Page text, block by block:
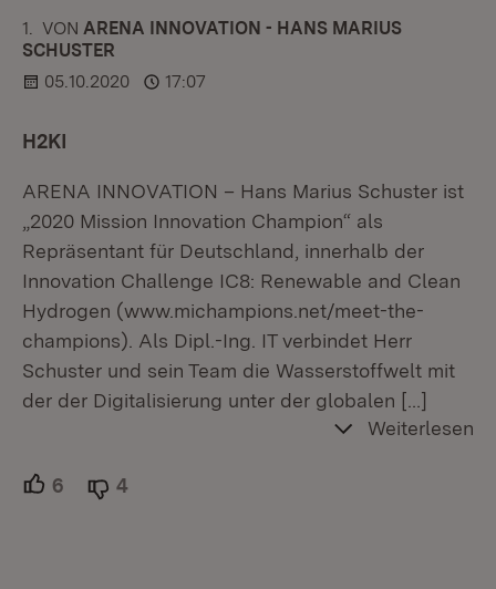
1. KOMMENTAR
VON :ARENA INNOVATION - HANS MARIUS
SCHUSTER
05.10.2020
17:07
H2KI
ARENA INNOVATION – Hans Marius Schuster ist
„2020 Mission Innovation Champion“ als
Repräsentant für Deutschland, innerhalb der
Innovation Challenge IC8: Renewable and Clean
Hydrogen (www.michampions.net/meet-the-
champions). Als Dipl.-Ing. IT verbindet Herr
Schuster und sein Team die Wasserstoffwelt mit
der der Digitalisierung unter der globalen […]
Weiterlesen
6 Unterstützer.
4